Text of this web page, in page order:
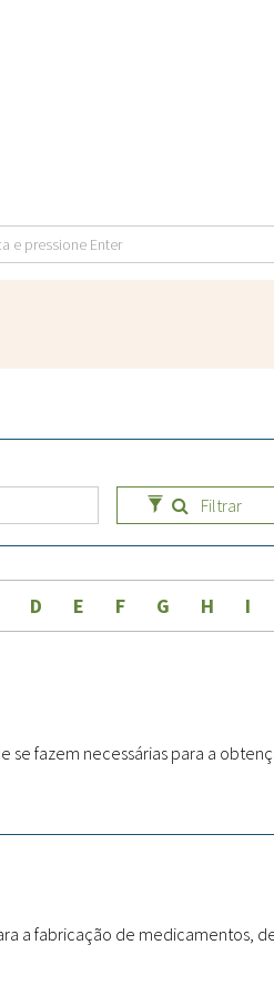
Filtrar
D E F G H I
se fazem necessárias para a
a fabricação de medicamentos,